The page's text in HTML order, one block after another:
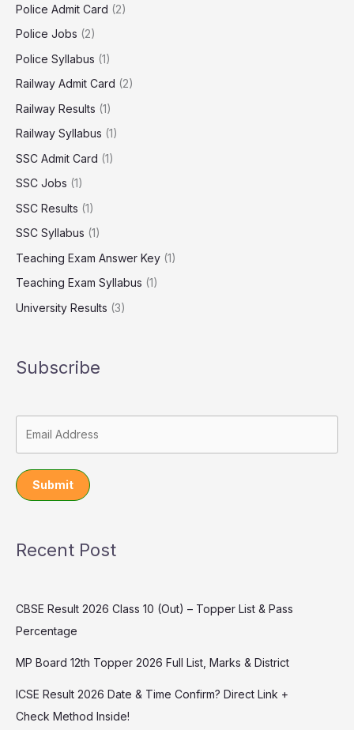
Police Admit Card (2)
Police Jobs (2)
Police Syllabus (1)
Railway Admit Card (2)
Railway Results (1)
Railway Syllabus (1)
SSC Admit Card (1)
SSC Jobs (1)
SSC Results (1)
SSC Syllabus (1)
Teaching Exam Answer Key (1)
Teaching Exam Syllabus (1)
University Results (3)
Subscribe
Submit
Recent Post
CBSE Result 2026 Class 10 (Out) – Topper List & Pass
Percentage
MP Board 12th Topper 2026 Full List, Marks & District
ICSE Result 2026 Date & Time Confirm? Direct Link +
Check Method Inside!